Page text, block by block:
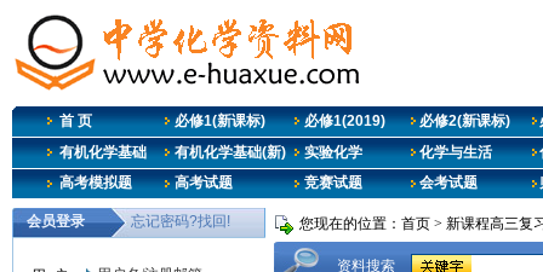
首 页 必修1(新课标) 必修1(2019) 必修2(新课标)
有机化学基础
有机化学基础(新) 实验化学 化学与生活
高考模拟题
高考试题 竞赛试题 会考试题
您现在的位置： 首页 > 新课程高三复
资料搜索